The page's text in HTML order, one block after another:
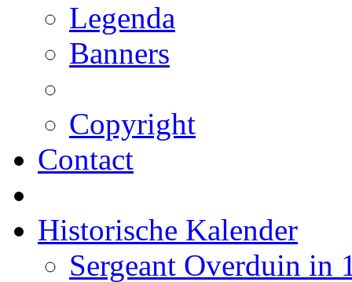
Legenda
Banners
Copyright
Contact
Historische Kalender
Sergeant Overduin in